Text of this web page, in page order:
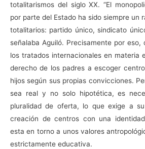
totalitarismos del siglo XX. “El
por parte del Estado ha sido siempre un
totalitarios: partido único, sindicato
señalaba Aguiló. Precisamente por
los tratados internacionales en materia
derecho de los padres a escoger
hijos según sus propias convicciones.
sea real y no solo hipotética, es
pluralidad de oferta, lo que exige a
creación de centros con una
esta en torno a unos valores
estrictamente educativa.